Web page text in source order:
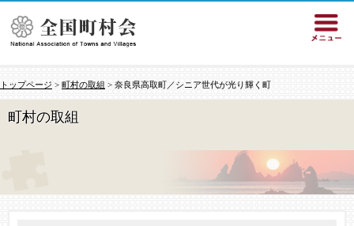
トップページ > 町村の取組 > 奈良県高取町／シニア世代が光り輝く町
町村の取組